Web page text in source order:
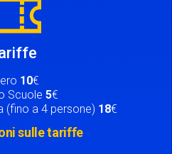
10€
Scuole 5€
(fino a 4 persone) 18€
sulle tariffe